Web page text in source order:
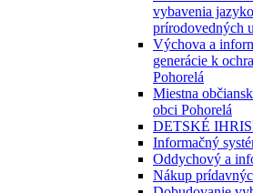
vybavenia
prírodovedných
Výchova a
generácie k
Pohorelá
Miestna
obci Pohorelá
DETSKÉ
Informačný
Oddychový a
Nákup